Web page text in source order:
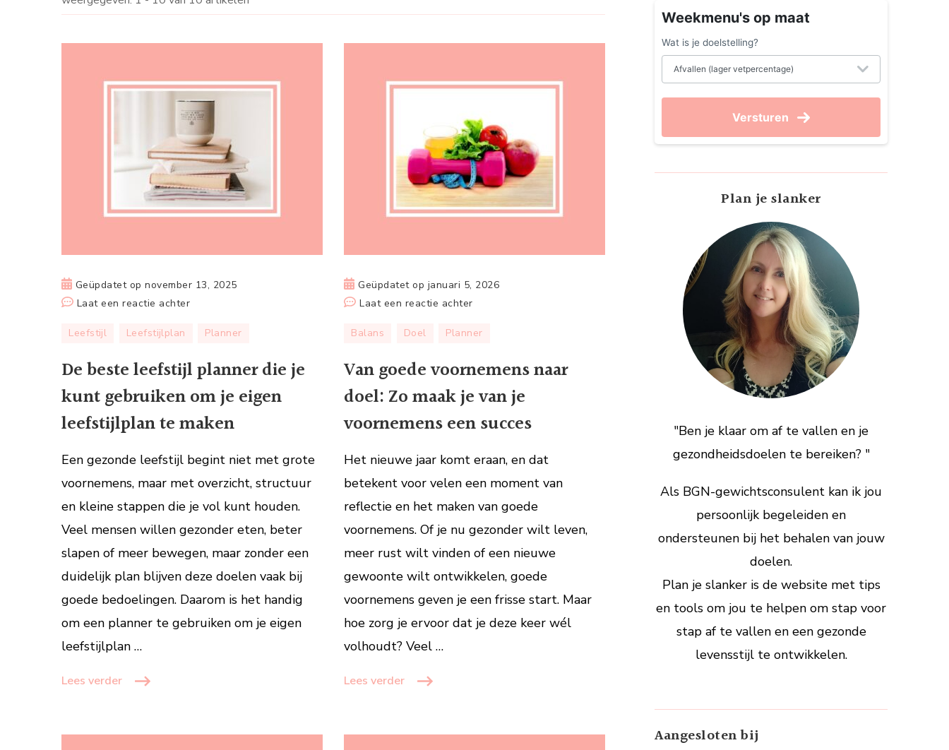
Geüpdatet opnovember 13, 2025
Laat een reactie achterop
beste
planner
die
kunt
om
je
eigen
leefstijlplan
maken
Leefstijl Leefstijlplan Planner
De beste leefstijl planner die je
kunt gebruiken om je eigen
leefstijlplan te maken
Een gezonde leefstijl begint niet met grote
voornemens, maar met overzicht, structuur
en kleine stappen die je vol kunt houden.
Veel mensen willen gezonder eten, beter
slapen of meer bewegen, maar zonder een
duidelijk plan blijven deze doelen vaak bij
goede bedoelingen. Daarom is het handig
om een planner te gebruiken om je eigen
leefstijlplan …
Lees verder
Geüpdatet op januari 5, 2026
Laat een reactie achterop
goede
naar
doel:
maak
van
je
voornemens
Balans Doel Planner
Van goede voornemens naar
doel: Zo maak je van je
voornemens een succes
Het nieuwe jaar komt eraan, en dat
betekent voor velen een moment van
reflectie en het maken van goede
voornemens. Of je nu gezonder wilt leven,
meer rust wilt vinden of een nieuwe
gewoonte wilt ontwikkelen, goede
voornemens geven je een frisse start. Maar
hoe zorg je ervoor dat je deze keer wél
volhoudt? Veel …
Lees verder
Weekmenu's op maat
Wat is je doelstelling?
Versturen
Plan je slanker
"Ben je klaar om af te vallen en je
gezondheidsdoelen te bereiken? "
Als BGN-gewichtsconsulent kan ik jou
persoonlijk begeleiden en
ondersteunen bij het behalen van jouw
doelen.
Plan je slanker is de website met tips
en tools om jou te helpen om stap voor
stap af te vallen en een gezonde
levensstijl te ontwikkelen.
Aangesloten bij